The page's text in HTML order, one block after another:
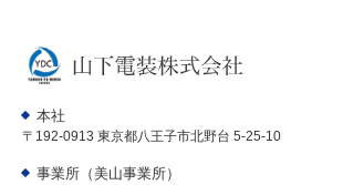
本社
〒192-0913 東京都八王子市北野台 5-25-10
事業所（美山事業所）